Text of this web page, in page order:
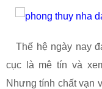
Thế hệ ngày nay
cục là mê tín và
Nhưng tính chất vạn